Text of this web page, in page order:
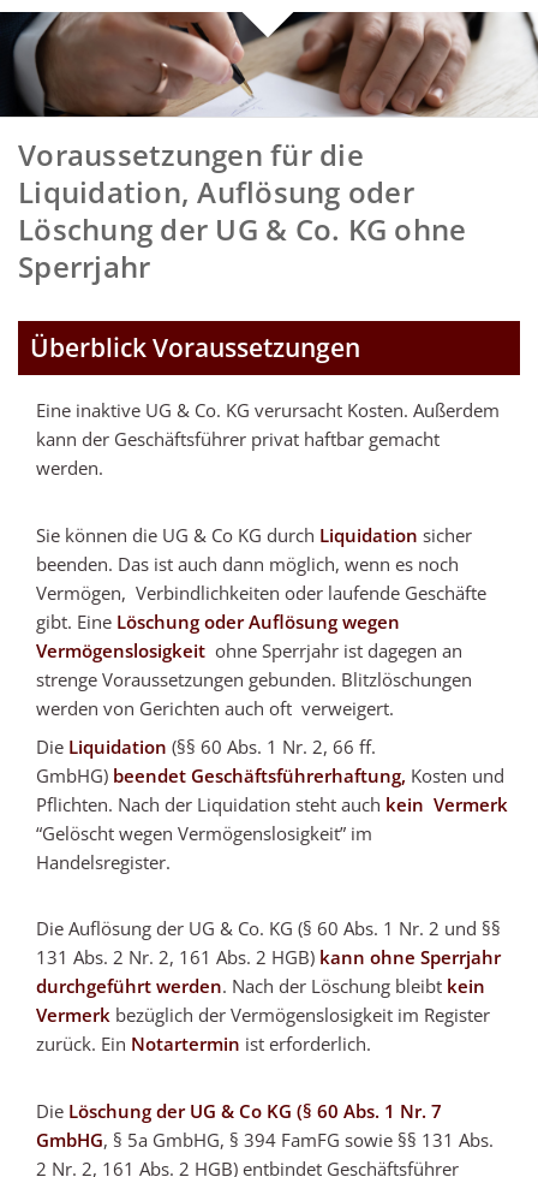
Voraussetzungen für die
Liquidation, Auflösung oder
Löschung der UG & Co. KG ohne
Sperrjahr
Überblick Voraussetzungen
Eine inaktive UG & Co. KG verursacht Kosten. Außerdem
kann der Geschäftsführer privat haftbar gemacht
werden.
Sie können die UG & Co KG durch Liquidation sicher
beenden. Das ist auch dann möglich, wenn es noch
Vermögen, Verbindlichkeiten oder laufende Geschäfte
gibt. Eine Löschung oder Auflösung wegen
Vermögenslosigkeit ohne Sperrjahr ist dagegen an
strenge Voraussetzungen gebunden. Blitzlöschungen
werden von Gerichten auch oft verweigert.
Die Liquidation (§§ 60 Abs. 1 Nr. 2, 66 ff.
GmbHG) beendet Geschäftsführerhaftung, Kosten und
Pflichten. Nach der Liquidation steht auch kein Vermerk
“Gelöscht wegen Vermögenslosigkeit” im
Handelsregister.
Die Auflösung der UG & Co. KG (§ 60 Abs. 1 Nr. 2 und §§
131 Abs. 2 Nr. 2, 161 Abs. 2 HGB) kann ohne Sperrjahr
durchgeführt werden. Nach der Löschung bleibt kein
Vermerk bezüglich der Vermögenslosigkeit im Register
zurück. Ein Notartermin ist erforderlich.
Die Löschung der UG & Co KG (§ 60 Abs. 1 Nr. 7
GmbHG, § 5a GmbHG, § 394 FamFG sowie §§ 131 Abs.
2 Nr. 2, 161 Abs. 2 HGB) entbindet Geschäftsführer